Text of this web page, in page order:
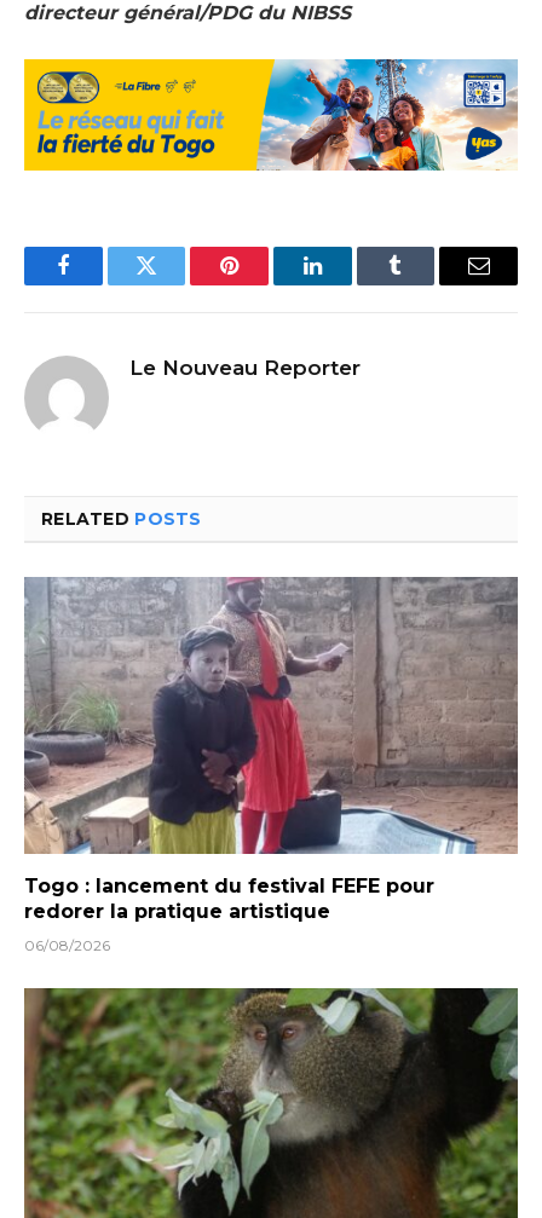
directeur général/PDG du NIBSS
FacebookTwitter Pinterest LinkedInTumblr Email
Le Nouveau Reporter
RELATED POSTS
Togo : lancement du festival FEFE pour
redorer la pratique artistique
06/08/2026